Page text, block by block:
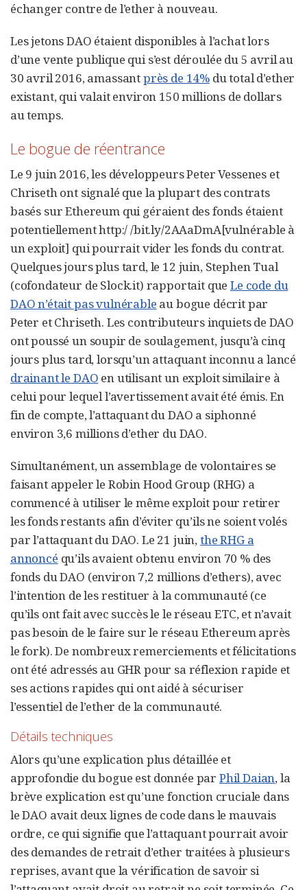
échanger contre de l’ether à nouveau.
Les jetons DAO étaient disponibles à l’achat lors
d’une vente publique qui s’est déroulée du 5 avril au
30 avril 2016, amassantprès de 14% du total d’ether
existant, qui valait environ 150 millions de dollars
au temps.
Le bogue de réentrance
Le 9 juin 2016, les développeurs Peter Vessenes et
Chriseth ont signalé que la plupart des contrats
basés sur Ethereum qui géraient des fonds étaient
potentiellement http:/ /bit.ly/2AAaDmA[vulnérable à
un exploit] qui pourrait vider les fonds du contrat.
Quelques jours plus tard, le 12 juin, Stephen Tual
(cofondateur de Slock.it) rapportait queLe code du
DAO n’était pas vulnérable au bogue décrit par
Peter et Chriseth. Les contributeurs inquiets de DAO
ont poussé un soupir de soulagement, jusqu’à cinq
jours plus tard, lorsqu’un attaquant inconnu a lancé
drainant le DAO en utilisant un exploit similaire à
celui pour lequel l’avertissement avait été émis. En
fin de compte, l’attaquant du DAO a siphonné
environ 3,6 millions d’ether du DAO.
Simultanément, un assemblage de volontaires se
faisant appeler le Robin Hood Group (RHG) a
commencé à utiliser le même exploit pour retirer
les fonds restants afin d’éviter qu’ils ne soient volés
par l’attaquant du DAO. Le 21 juin,the RHG a
annoncé qu’ils avaient obtenu environ 70 % des
fonds du DAO (environ 7,2 millions d’ethers), avec
l’intention de les restituer à la communauté (ce
qu’ils ont fait avec succès le le réseau ETC, et n’avait
pas besoin de le faire sur le réseau Ethereum après
le fork). De nombreux remerciements et félicitations
ont été adressés au GHR pour sa réflexion rapide et
ses actions rapides qui ont aidé à sécuriser
l’essentiel de l’ether de la communauté.
Détails techniques
Alors qu’une explication plus détaillée et
approfondie du bogue est donnée par Phil Daian, la
brève explication est qu’une fonction cruciale dans
le DAO avait deux lignes de code dans le mauvais
ordre, ce qui signifie que l’attaquant pourrait avoir
des demandes de retrait d’ether traitées à plusieurs
reprises, avant que la vérification de savoir si